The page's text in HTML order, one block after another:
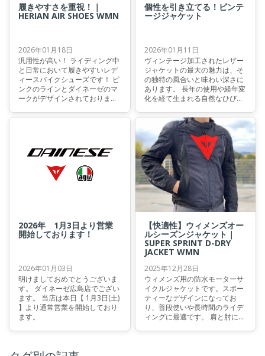
履きやすさを重視！｜
HERIAN AIR SHOES WMN
2026年01月18日
汎用性が高い！ ライディング中
と日常において履きやすいレデ
ィースバイクシューズです！ ピ
ンクのラインとダイネーゼのマ
ークがデザインされておりま
すすめです！
個性を引き立てる！ビンテ
ージジャケット
2026年01月11日
ヴィンテージ加工されたレザー
ジャケットの最大の魅力は、そ
の独特の風合いと味わい深さに
あります。 長年の使用や経年変
化を経て生まれる自然なひび割
るで歴史を感じさせるような風
格を醸し出します。これによ
り、一着一着が唯一無二の存在
となり、所有者の個性やスタイ
ルをより一層引き立てるアイテ
ムとなります。
2026年 1月3日より営業
開始しております！
2026年01月03日
明けましておめでとうございま
す。 ダイネーゼ広島店でござい
ます。 当店は本日【 1月3日(土)
】より通常営業を開始しており
ます。
【快適性】ウィメンズオー
ルシーズンジャケット｜
SUPER SPRINT D-DRY
JACKET WMN
2025年12月28日
ウィメンズ用の防水モーターサ
イクルジャケットです。スポー
ティーなデザインになってお
り、普段使いや長時間のライデ
ィングに最適です。 肩と肘に